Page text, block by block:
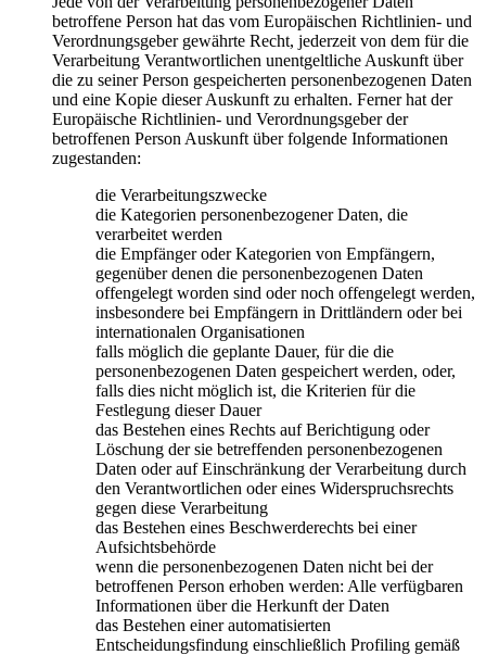
betroffene Person hat das vom Europäischen Richtlinien- und
Verordnungsgeber gewährte Recht, jederzeit von dem für die
Verarbeitung Verantwortlichen unentgeltliche Auskunft über
die zu seiner Person gespeicherten personenbezogenen Daten
und eine Kopie dieser Auskunft zu erhalten. Ferner hat der
Europäische Richtlinien- und Verordnungsgeber der
betroffenen Person Auskunft über folgende Informationen
zugestanden:
die Verarbeitungszwecke
die Kategorien personenbezogener Daten, die
verarbeitet werden
die Empfänger oder Kategorien von Empfängern,
gegenüber denen die personenbezogenen Daten
offengelegt worden sind oder noch offengelegt werden,
insbesondere bei Empfängern in Drittländern oder bei
internationalen Organisationen
falls möglich die geplante Dauer, für die die
personenbezogenen Daten gespeichert werden, oder,
falls dies nicht möglich ist, die Kriterien für die
Festlegung dieser Dauer
das Bestehen eines Rechts auf Berichtigung oder
Löschung der sie betreffenden personenbezogenen
Daten oder auf Einschränkung der Verarbeitung durch
den Verantwortlichen oder eines Widerspruchsrechts
gegen diese Verarbeitung
das Bestehen eines Beschwerderechts bei einer
Aufsichtsbehörde
wenn die personenbezogenen Daten nicht bei der
betroffenen Person erhoben werden: Alle verfügbaren
Informationen über die Herkunft der Daten
das Bestehen einer automatisierten
Entscheidungsfindung einschließlich Profiling gemäß